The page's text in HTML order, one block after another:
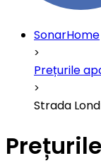
SonarHome
Prețurile
Strada